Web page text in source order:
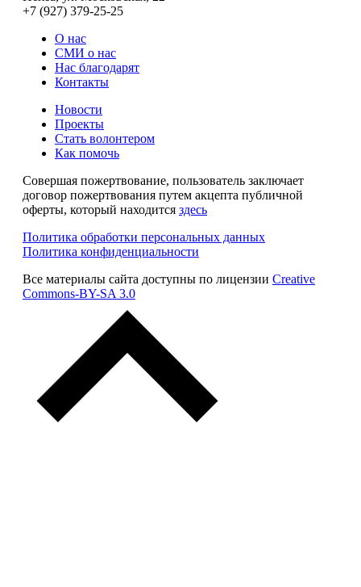
+7 (927) 379-25-25
О нас
СМИ о нас
Нас благодарят
Контакты
Новости
Проекты
Стать волонтером
Как помочь
Совершая пожертвование, пользователь заключает
договор пожертвования путем акцепта публичной
оферты, который находится здесь
Политика обработки персональных данных
Политика конфиденциальности
Все материалы сайта доступны по лицензии Creative
Commons-BY-SA 3.0